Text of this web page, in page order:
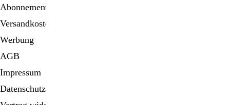
Abonnement
Versandkosten
Werbung
AGB
Impressum
Datenschutz